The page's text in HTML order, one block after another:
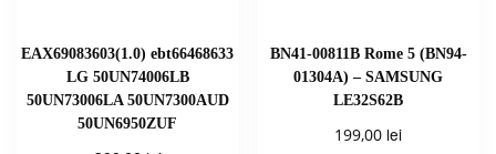
EAX69083603(1.0) ebt66468633
LG 50UN74006LB
50UN73006LA 50UN7300AUD
50UN6950ZUF
BN41-00811B Rome 5 (BN94-
01304A) – SAMSUNG
LE32S62B
199,00 lei